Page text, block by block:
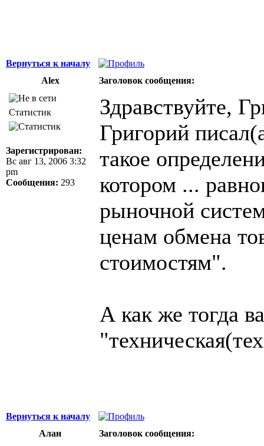
Вернуться к началу
Alex
Заголовок сообщения:
Статистик
Зарегистрирован:
Вс авг 13, 2006 3:32
pm
Сообщения: 293
Здравствуйте,
Григорий
такое
котором ...
рыночной
ценам обмена
стоимостям".
А как же тогда
Вернуться к началу
Алан
Заголовок сообщения: